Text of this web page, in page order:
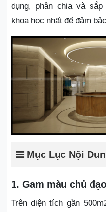
dụng, phân chia và
khoa học nhất để đảm
Mục Lục Nội
1. Gam màu chủ
Trên diện tích gần